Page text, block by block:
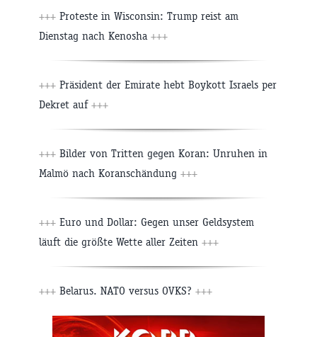
+++ Proteste in Wisconsin: Trump reist am
Dienstag nach Kenosha +++
+++ Präsident der Emirate hebt Boykott Israels per
Dekret auf +++
+++ Bilder von Tritten gegen Koran: Unruhen in
Malmö nach Koranschändung +++
+++ Euro und Dollar: Gegen unser Geldsystem
läuft die größte Wette aller Zeiten +++
+++ Belarus. NATO versus OVKS? +++